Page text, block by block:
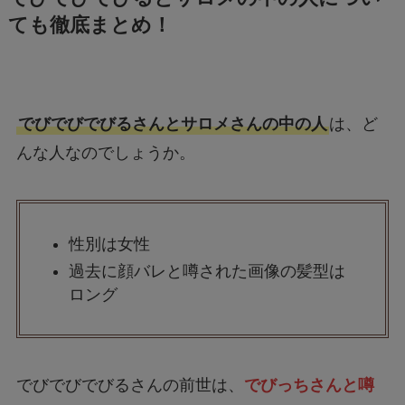
ても徹底まとめ！
でびでびでびるさんとサロメさんの中の人は、ど
んな人なのでしょうか。
性別は女性
過去に顔バレと噂された画像の髪型は
ロング
でびでびでびるさんの前世は、 でびっちさんと噂